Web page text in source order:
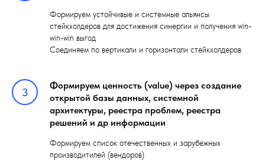
Формируем устойчивые и системные альянсы
стейкхолдеров для достижения синергии и получения win-
win-win выгод
Соединяем по вертикали и горизонтали стейкхолдеров
3
Формируем ценность (value) через создание
открытой базы данных, системной
архитектуры, реестра проблем, реестра
решений и др информации
Формируем список отечественных и зарубежных
производитилей (вендоров)